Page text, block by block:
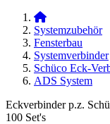
Systemzubehör
Fensterbau
Systemverbinder
Schüco Eck-
ADS System
Eckverbinder p.z.
100 Set's